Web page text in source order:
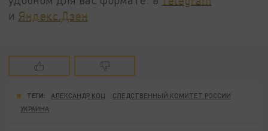
и Яндекс.Дзен
ТЕГИ: АЛЕКСАНДР КОЦ
СЛЕДСТВЕННЫЙ КОМИТЕТ РОССИИ
УКРАИНА